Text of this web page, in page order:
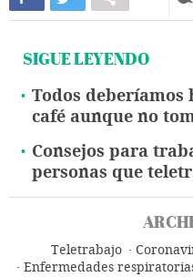
SIGUE LEYENDO
Todos deberíamos
café aunque no
Consejos para
personas que
Teletrabajo
Enfermedades